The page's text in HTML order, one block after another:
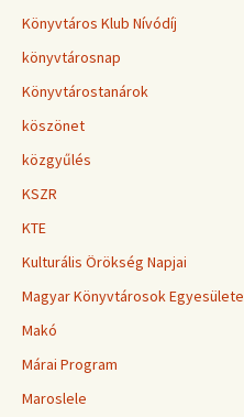
Könyvtáros Klub Nívódíj
könyvtárosnap
Könyvtárostanárok
köszönet
közgyűlés
KSZR
KTE
Kulturális Örökség Napjai
Magyar Könyvtárosok Egyesülete
Makó
Márai Program
Maroslele